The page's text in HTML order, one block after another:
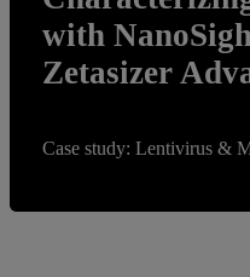
with
Zetasizer
Case study: Lentivirus &